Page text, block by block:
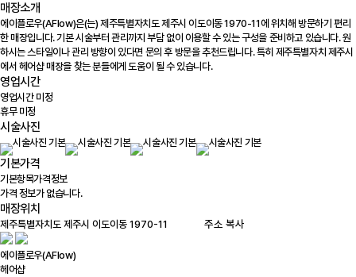
매장소개
에이플로우(AFlow)은(는) 제주특별자치도 제주시 이도이동 1970-11에 위치해 방문하기 편리
한 매장입니다. 기본 시술부터 관리까지 부담 없이 이용할 수 있는 구성을 준비하고 있습니다. 원
하시는 스타일이나 관리 방향이 있다면 문의 후 방문을 추천드립니다. 특히 제주특별자치 제주시
에서 헤어샵 매장을 찾는 분들에게 도움이 될 수 있습니다.
영업시간
영업시간 미정
휴무 미정
시술사진
기본가격
기본항목가격정보
가격 정보가 없습니다.
매장위치
주소 복사
에이플로우(AFlow)
헤어샵